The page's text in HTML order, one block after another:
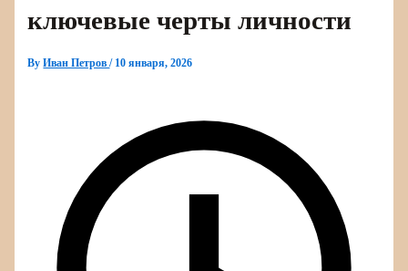
ключевые черты личности
ByИван Петров/ 10 января, 2026